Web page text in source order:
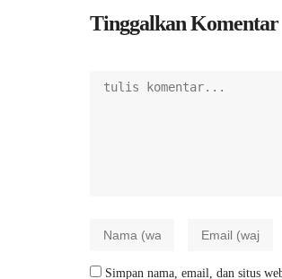
Tinggalkan Komentar
Simpan nama, email, dan situs